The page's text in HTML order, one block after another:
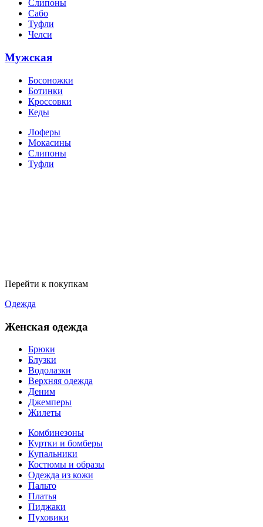
Слипоны
Сабо
Туфли
Челси
Мужская
Босоножки
Ботинки
Кроссовки
Кеды
Лоферы
Мокасины
Слипоны
Туфли
Перейти к покупкам
Одежда
Женская одежда
Брюки
Блузки
Водолазки
Верхняя одежда
Деним
Джемперы
Жилеты
Комбинезоны
Куртки и бомберы
Купальники
Костюмы и образы
Одежда из кожи
Пальто
Платья
Пиджаки
Пуховики